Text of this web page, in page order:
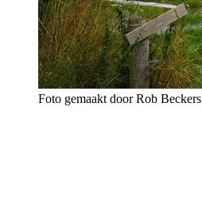
Foto gemaakt door Rob Beckers